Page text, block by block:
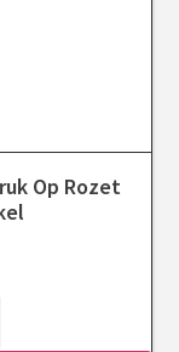
Op Rozet